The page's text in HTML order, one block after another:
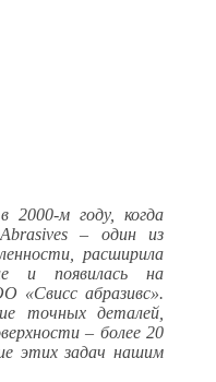
2000-м году, когда
– один из
расширила
и появилась на
«Свисс абразивс».
точных деталей,
рхности – более 20
этих задач нашим